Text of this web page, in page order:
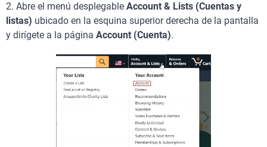
2. Abre el menú desplegable Account & Lists (Cuentas y
listas) ubicado en la esquina superior derecha de la pantalla
y dirígete a la página Account (Cuenta).